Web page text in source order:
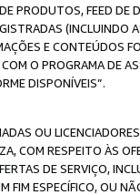
PRODUTOS, FEED
E CONTEÚDOS
O PROGRAMA DE
DISPONÍVEIS”.
OU
COM RESPEITO ÀS
DE SERVIÇO,
FIM ESPECÍFICO, OU